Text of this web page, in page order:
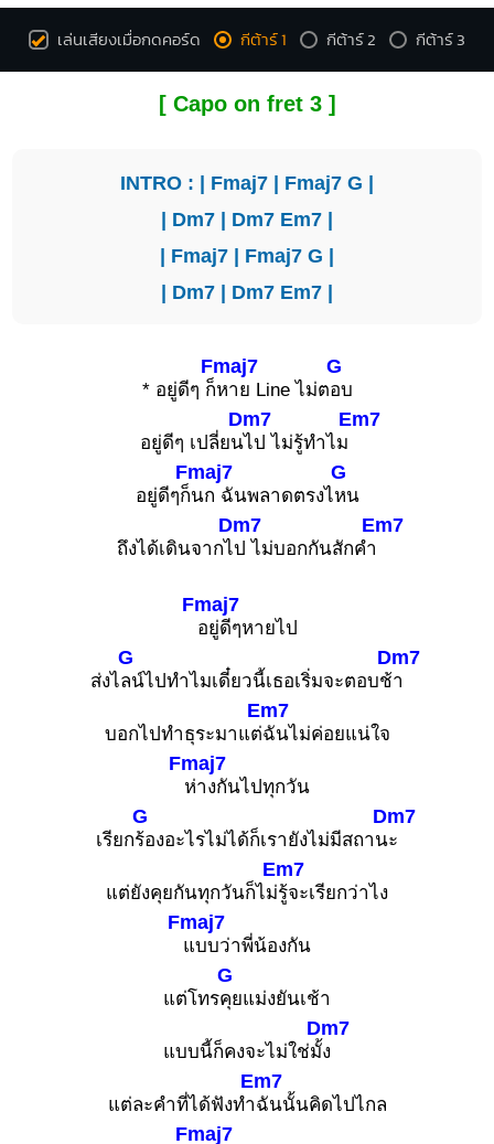
เล่นเสียงเมื่อกดคอร์ด กีต้าร์ 1 กีต้าร์ 2 กีต้าร์ 3
[ Capo on fret 3 ]
INTRO : | Fmaj7 | Fmaj7 G |
| Dm7 | Dm7 Em7 |
| Fmaj7 | Fmaj7 G |
| Dm7 | Dm7 Em7 |
* อยู่ดีๆ ก็
Fmaj7
หาย Line ไม่ต
G
อบ
อยู่ดีๆ เปลี่ยน
Dm7
ไป ไม่รู้ทำไม
Em7
อยู่ดีๆก็
Fmaj7
นก ฉันพลาดตรงไ
G
หน
ถึงได้เดินจากไ
Dm7
ป ไม่บอกกันสักคำ
Em7
Fmaj7
อยู่ดีๆหายไป
ส่งไ
G
ลน์ไปทำไมเดี๋ยวนี้เธอเริ่มจะตอบช้
Dm7
า
บอกไปทำธุระมาแต่
Em7
ฉันไม่ค่อยแน่ใจ
Fmaj7
ห่างกันไปทุกวัน
เรียก
G
ร้องอะไรไม่ได้ก็เรายังไม่มีสถาน
Dm7
ะ
แต่ยังคุยกันทุกวันก็ไม่
Em7
รู้จะเรียกว่าไง
Fmaj7
แบบว่าพี่น้องกัน
แต่โทร
G
คุยแม่งยันเช้า
แบบนี้ก็คงจะไม่ใช่มั้
Dm7
ง
แต่ละคำที่ได้ฟังทำ
Em7
ฉันนั้นคิดไปไกล
Fmaj7